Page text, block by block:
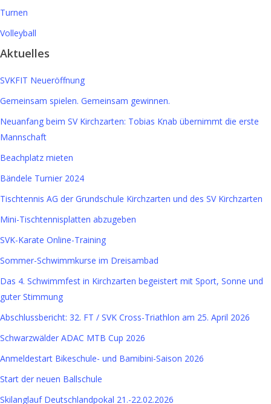
Turnen
Volleyball
Aktuelles
SVKFIT Neueröffnung
Gemeinsam spielen. Gemeinsam gewinnen.
Neuanfang beim SV Kirchzarten: Tobias Knab übernimmt die erste
Mannschaft
Beachplatz mieten
Bändele Turnier 2024
Tischtennis AG der Grundschule Kirchzarten und des SV Kirchzarten
Mini-Tischtennisplatten abzugeben
SVK-Karate Online-Training
Sommer-Schwimmkurse im Dreisambad
Das 4. Schwimmfest in Kirchzarten begeistert mit Sport, Sonne und
guter Stimmung
Abschlussbericht: 32. FT / SVK Cross-Triathlon am 25. April 2026
Schwarzwälder ADAC MTB Cup 2026
Anmeldestart Bikeschule- und Bamibini-Saison 2026
Start der neuen Ballschule
Skilanglauf Deutschlandpokal 21.-22.02.2026